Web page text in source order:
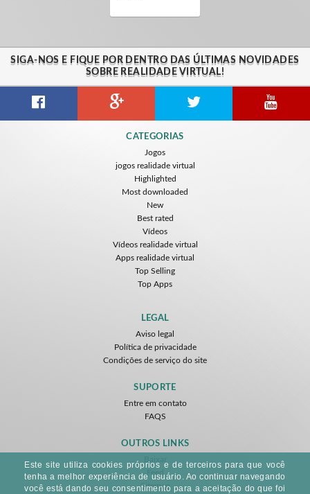
SIGA-NOS E FIQUE POR DENTRO DAS ÚLTIMAS NOVIDADES
SOBRE REALIDADE VIRTUAL!
CATEGORIAS
Jogos
jogos realidade virtual
Highlighted
Most downloaded
New
Best rated
Vídeos
Vídeos realidade virtual
Apps realidade virtual
Top Selling
Top Apps
LEGAL
Aviso legal
Política de privacidade
Condições de serviço do site
SUPORTE
Entre em contato
FAQS
OUTROS LINKS
Sitemap
Este site utiliza cookies próprios e de terceiros para que você
tenha a melhor experiência de usuário. Ao continuar navegando
você está dando seu consentimento para a aceitação do que foi